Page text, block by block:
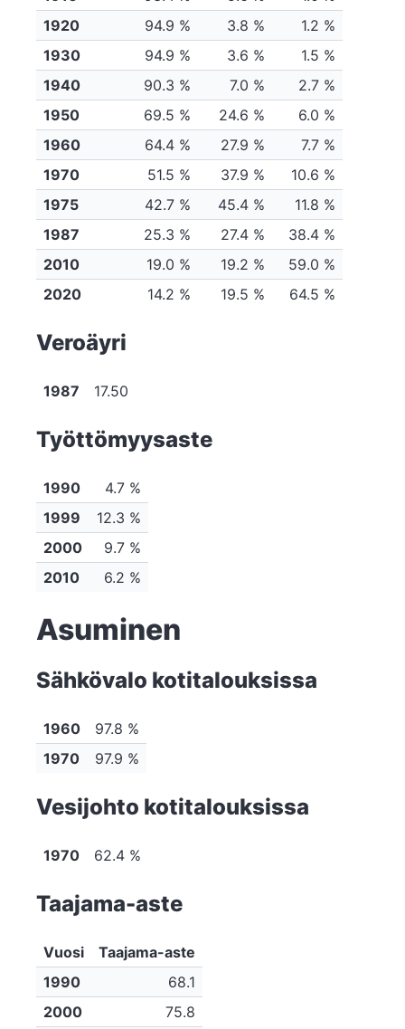
1920
94.9 % 3.8 %
1.2 %
1930
94.9 % 3.6 %
1.5 %
1940
90.3 % 7.0 %
2.7 %
1950
69.5 % 24.6 %
6.0 %
1960
64.4 % 27.9 %
7.7 %
1970
51.5 % 37.9 %
10.6 %
1975
42.7 % 45.4 %
11.8 %
1987
25.3 % 27.4 %
38.4 %
2010
19.0 % 19.2 %
59.0 %
2020
14.2 % 19.5 % 64.5 %
Veroäyri
1987 17.50
Työttömyysaste
1990
4.7 %
1999
12.3 %
2000
9.7 %
2010
6.2 %
Asuminen
Sähkövalo kotitalouksissa
1960
97.8 %
1970
97.9 %
Vesijohto kotitalouksissa
1970 62.4 %
Taajama-aste
Vuosi
Taajama-aste
1990
68.1
2000
75.8